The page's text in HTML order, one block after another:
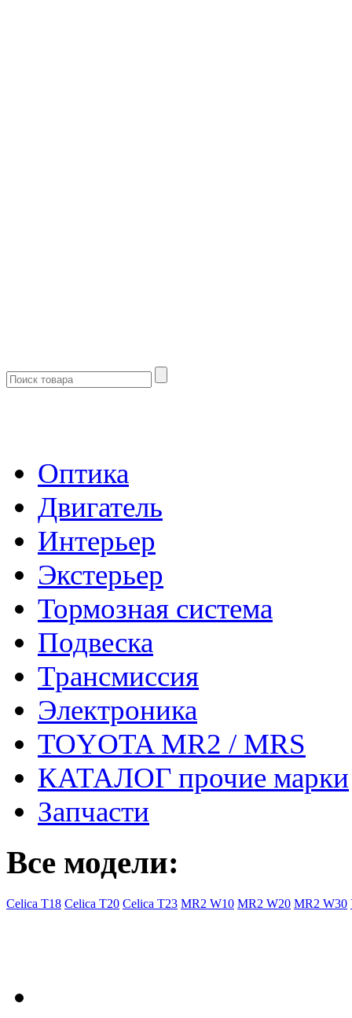
Оптика
Двигатель
Интерьер
Экстерьер
Тормозная система
Подвеска
Трансмиссия
Электроника
TOYOTA MR2 / MRS
КАТАЛОГ прочие марки
Запчасти
Все модели:
Celica T18 Celica T20 Celica T23 MR2 W10 MR2 W20 MR2 W30